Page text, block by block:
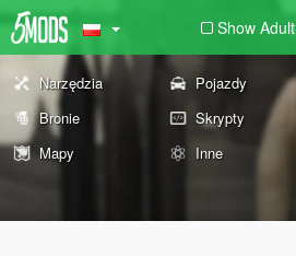
Show Adult
Narzędzia Pojazdy
Bronie
Skrypty
Mapy
Inne